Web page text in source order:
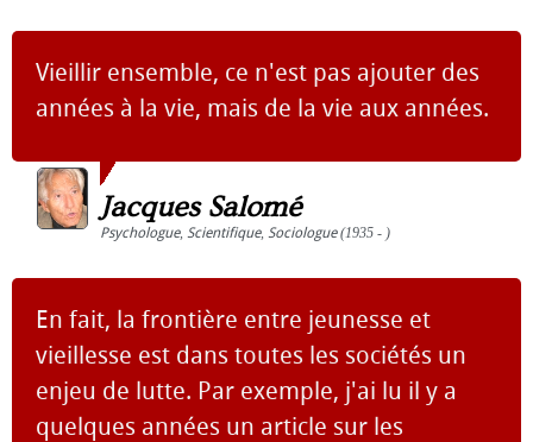
Vieillir ensemble, ce n'est pas ajouter des
années à la vie, mais de la vie aux années.
Jacques Salomé
Psychologue, Scientifique, Sociologue(1935 - )
En fait, la frontière entre jeunesse et
vieillesse est dans toutes les sociétés un
enjeu de lutte. Par exemple, j'ai lu il y a
quelques années un article sur les